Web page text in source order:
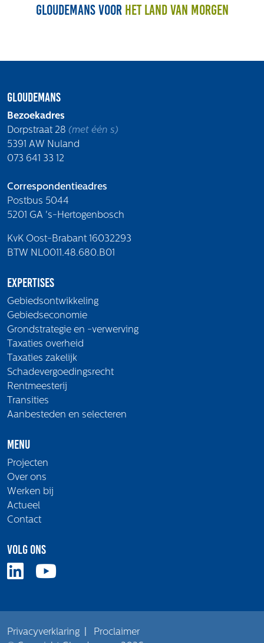
Vacatures
Klachten
Proclaimer
Volg ons
Integrale aanpak gebiedsvisie
Gloudemans voor het land van morgen
Gloudemans
Bezoekadres
Dorpstraat 28 (met één s)
5391 AW Nuland
073 641 33 12
Correspondentieadres
Postbus 5044
5201 GA 's-Hertogenbosch
KvK Oost-Brabant 16032293
BTW NL0011.48.680.B01
Expertises
Gebiedsontwikkeling
Gebiedseconomie
Grondstrategie en -verwerving
Taxaties overheid
Taxaties zakelijk
Schadevergoedingsrecht
Rentmeesterij
Transities
Aanbesteden en selecteren
Menu
Projecten
Over ons
Werken bij
Actueel
Contact
Volg ons
Privacyverklaring
Proclaimer